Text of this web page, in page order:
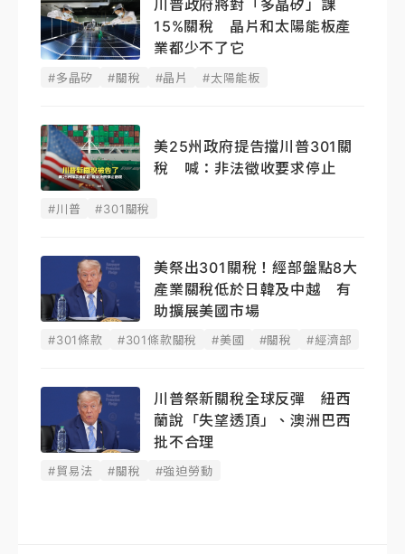
川普政府將對「多晶矽」課
15%關稅 晶片和太陽能板產
業都少不了它
#多晶矽 #關稅 #晶片 #太陽能板
美25州政府提告擋川普301關
稅 喊：非法徵收要求停止
#川普 #301關稅
美祭出301關稅！經部盤點8大
產業關稅低於日韓及中越 有
助擴展美國市場
#301條款 #301條款關稅 #美國 #關稅 #經濟部
川普祭新關稅全球反彈 紐西
蘭說「失望透頂」、澳洲巴西
批不合理
#貿易法 #關稅 #強迫勞動